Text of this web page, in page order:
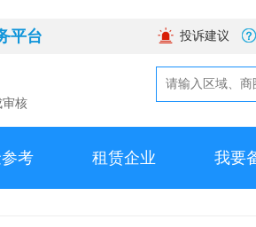
平台
投诉建议
审核
考 租赁企业 我要